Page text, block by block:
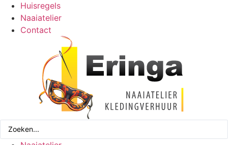
Huisregels
Naaiatelier
Contact
Search